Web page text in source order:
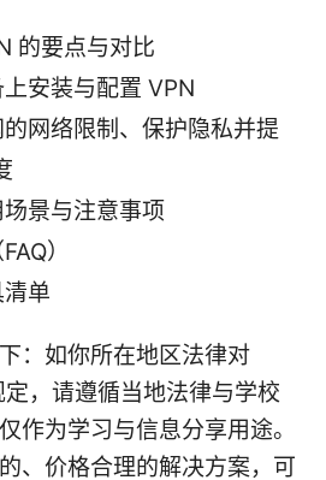
的要点与对比
安装与配置 VPN
网络限制、保护隐私并提
景与注意事项
）
单
：如你所在地区法律对
，请遵循当地法律与学校
作为学习与信息分享用途。
、价格合理的解决方案，可